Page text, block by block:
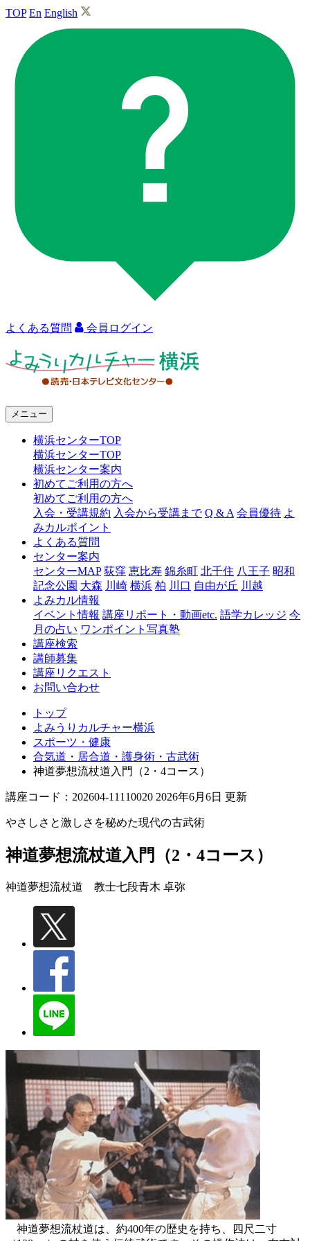
TOP En English
よくある質問 会員ログイン
ャ
浜
メニュー
横浜センターTOP
横浜センターTOP
横浜センター案内
初めてご利用の方へ
初めてご利用の方へ
入会・受講規約 入会から受講まで Q & A 会員優待 よ
みカルポイント
よくある質問
センター案内
センターMAP 荻窪 恵比寿 錦糸町 北千住 八王子 昭和
記念公園 大森 川崎 横浜 柏 川口 自由が丘 川越
よみカル情報
イベント情報 講座リポート・動画etc. 語学カレッジ 今
月の占い ワンポイント写真塾
講座検索
講師募集
講座リクエスト
お問い合わせ
トップ
よみうりカルチャー横浜
スポーツ・健康
合気道・居合道・護身術・古武術
神道夢想流杖道入門（2・4コース）
講座コード：202604-11110020 2026年6月6日 更新
やさしさと激しさを秘めた現代の古武術
神道夢想流杖道入門（2・4コース）
神道夢想流杖道 教士七段青木 卓弥
神道夢想流杖道は、約400年の歴史を持ち、四尺二寸